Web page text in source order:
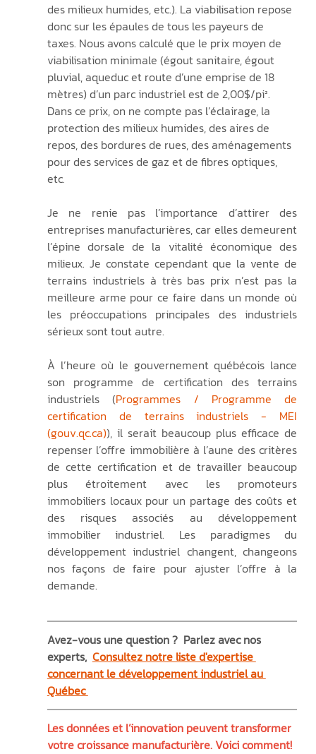
des milieux humides, etc.). La viabilisation repose
donc sur les épaules de tous les payeurs de
taxes. Nous avons calculé que le prix moyen de
viabilisation minimale (égout sanitaire, égout
pluvial, aqueduc et route d’une emprise de 18
mètres) d’un parc industriel est de 2,00$/pi².
Dans ce prix, on ne compte pas l’éclairage, la
protection des milieux humides, des aires de
repos, des bordures de rues, des aménagements
pour des services de gaz et de fibres optiques,
etc.
Je ne renie pas l’importance d’attirer des
entreprises manufacturières, car elles demeurent
l’épine dorsale de la vitalité économique des
milieux. Je constate cependant que la vente de
terrains industriels à très bas prix n’est pas la
meilleure arme pour ce faire dans un monde où
les préoccupations principales des industriels
sérieux sont tout autre.
À l’heure où le gouvernement québécois lance
son programme de certification des terrains
industriels (Programmes / Programme de
certification de terrains industriels - MEI
(gouv.qc.ca)), il serait beaucoup plus efficace de
repenser l’offre immobilière à l’aune des critères
de cette certification et de travailler beaucoup
plus étroitement avec les promoteurs
immobiliers locaux pour un partage des coûts et
des risques associés au développement
immobilier industriel. Les paradigmes du
développement industriel changent, changeons
nos façons de faire pour ajuster l’offre à la
demande.
Avez-vous une question ?  Parlez avec nos
experts, Consultez notre liste d'expertise
concernant le développement industriel au
Québec
Les données et l’innovation peuvent transformer
votre croissance manufacturière. Voici comment!